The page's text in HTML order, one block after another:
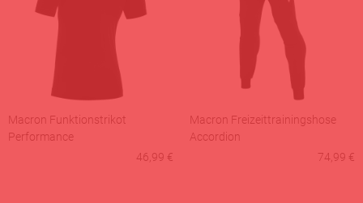
Macron Funktionstrikot
Performance
46,99 €
Macron Freizeittrainingshose
Accordion
74,99 €